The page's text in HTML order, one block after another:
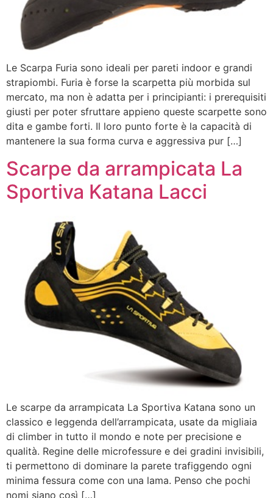
Le Scarpa Furia sono ideali per pareti indoor e grandi
strapiombi. Furia è forse la scarpetta più morbida sul
mercato, ma non è adatta per i principianti: i prerequisiti
giusti per poter sfruttare appieno queste scarpette sono
dita e gambe forti. Il loro punto forte è la capacità di
mantenere la sua forma curva e aggressiva pur […]
Scarpe da arrampicata La
Sportiva Katana Lacci
Le scarpe da arrampicata La Sportiva Katana sono un
classico e leggenda dell’arrampicata, usate da migliaia
di climber in tutto il mondo e note per precisione e
qualità. Regine delle microfessure e dei gradini invisibili,
ti permettono di dominare la parete trafiggendo ogni
minima fessura come con una lama. Penso che pochi
nomi siano così […]